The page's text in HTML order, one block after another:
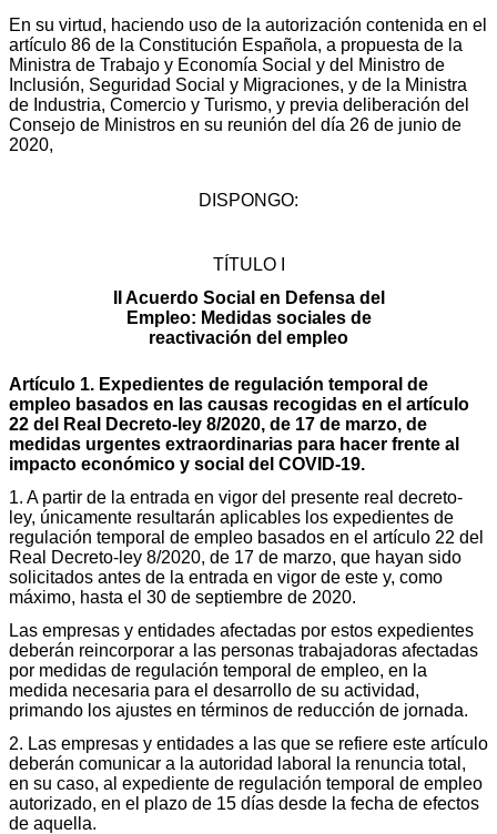
En su virtud, haciendo uso de la autorización contenida en el
artículo 86 de la Constitución Española, a propuesta de la
Ministra de Trabajo y Economía Social y del Ministro de
Inclusión, Seguridad Social y Migraciones, y de la Ministra
de Industria, Comercio y Turismo, y previa deliberación del
Consejo de Ministros en su reunión del día 26 de junio de
2020,
DISPONGO:
TÍTULO I
II Acuerdo Social en Defensa del
Empleo: Medidas sociales de
reactivación del empleo
Artículo 1. Expedientes de regulación temporal de
empleo basados en las causas recogidas en el artículo
22 del Real Decreto-ley 8/2020, de 17 de marzo, de
medidas urgentes extraordinarias para hacer frente al
impacto económico y social del COVID-19.
1. A partir de la entrada en vigor del presente real decreto-
ley, únicamente resultarán aplicables los expedientes de
regulación temporal de empleo basados en el artículo 22 del
Real Decreto-ley 8/2020, de 17 de marzo, que hayan sido
solicitados antes de la entrada en vigor de este y, como
máximo, hasta el 30 de septiembre de 2020.
Las empresas y entidades afectadas por estos expedientes
deberán reincorporar a las personas trabajadoras afectadas
por medidas de regulación temporal de empleo, en la
medida necesaria para el desarrollo de su actividad,
primando los ajustes en términos de reducción de jornada.
2. Las empresas y entidades a las que se refiere este artículo
deberán comunicar a la autoridad laboral la renuncia total,
en su caso, al expediente de regulación temporal de empleo
autorizado, en el plazo de 15 días desde la fecha de efectos
de aquella.